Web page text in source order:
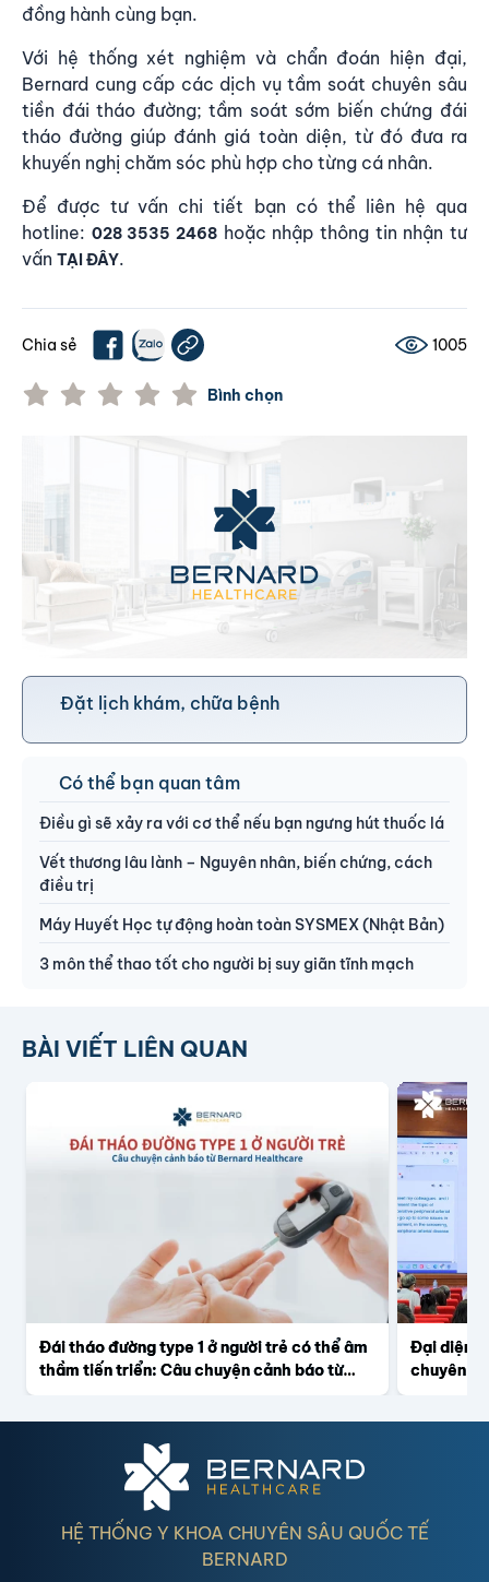
đồng hành cùng bạn.
Với hệ thống xét nghiệm và chẩn đoán hiện đại,
Bernard cung cấp các dịch vụ tầm soát chuyên sâu
tiền đái tháo đường; tầm soát sớm biến chứng đái
tháo đường giúp đánh giá toàn diện, từ đó đưa ra
khuyến nghị chăm sóc phù hợp cho từng cá nhân.
Để được tư vấn chi tiết bạn có thể liên hệ qua
hotline: 028 3535 2468 hoặc nhập thông tin nhận tư
vấn TẠI ĐÂY.
Chia sẻ 1005
Bình chọn
Đặt lịch khám, chữa bệnh
Có thể bạn quan tâm
Điều gì sẽ xảy ra với cơ thể nếu bạn ngưng hút thuốc lá
Vết thương lâu lành – Nguyên nhân, biến chứng, cách
điều trị
Máy Huyết Học tự động hoàn toàn SYSMEX (Nhật Bản)
3 môn thể thao tốt cho người bị suy giãn tĩnh mạch
BÀI VIẾT LIÊN QUAN
Đái tháo đường type 1 ở người trẻ có thể âm
thầm tiến triển: Câu chuyện cảnh báo từ
Đại diện
chuyên
HỆ THỐNG Y KHOA CHUYÊN SÂU QUỐC TẾ
BERNARD